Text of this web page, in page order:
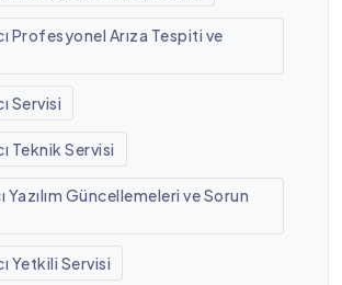
Profesyonel Arıza Tespiti ve
Servisi
Teknik Servisi
Yazılım Güncellemeleri ve Sorun
Yetkili Servisi